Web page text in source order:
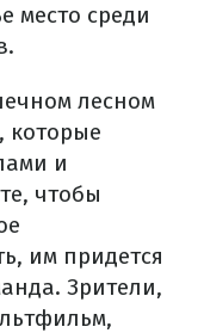
место среди
лесном
которые
и
чтобы
им придется
Зрители,